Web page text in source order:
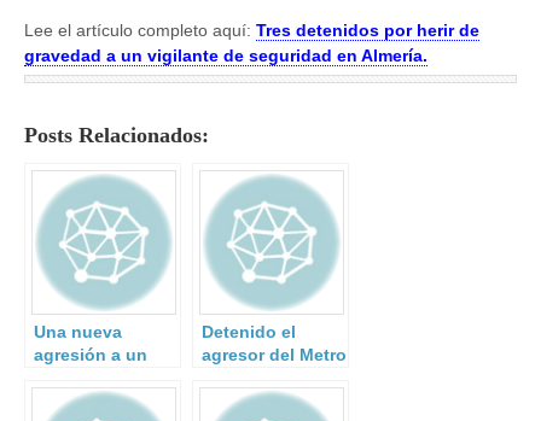
Lee el artículo completo aquí: Tres detenidos por herir de
gravedad a un vigilante de seguridad en Almería.
Posts Relacionados:
Una nueva
agresión a un
seguridad.
Detenido el
agresor del Metro
Vientos